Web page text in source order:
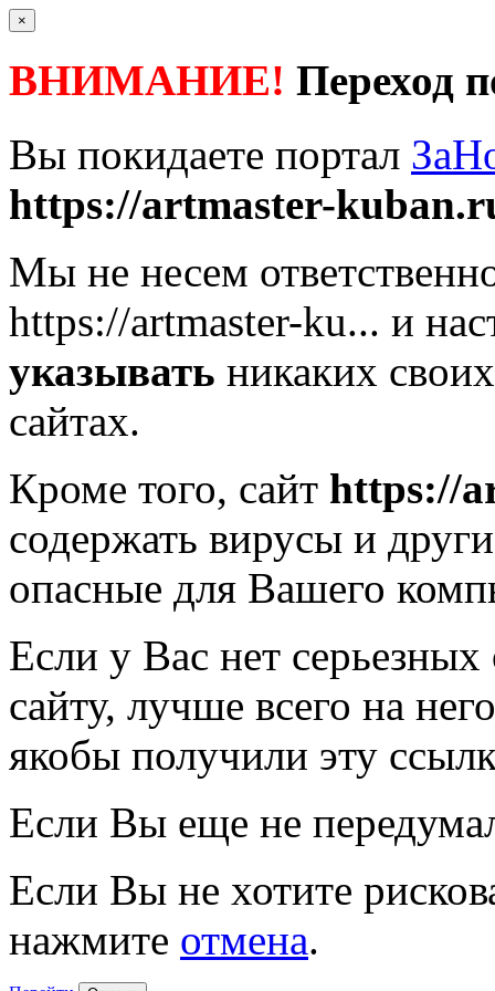
×
ВНИМАНИЕ! Переход
Вы покидаете портал
https://artmaster-
Мы не несем
https://artmaster-ku... и
указывать никаких
сайтах.
Кроме того, сайт https://
содержать вирусы и
опасные для Вашего
Если у Вас нет
сайту, лучше всего на
якобы получили эту
Если Вы еще не
Если Вы не хотите
нажмите отмена.